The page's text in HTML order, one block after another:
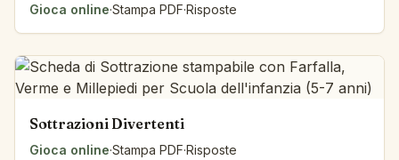
Gioca online·Stampa PDF·Risposte
Sottrazioni Divertenti
Gioca online·Stampa PDF·Risposte